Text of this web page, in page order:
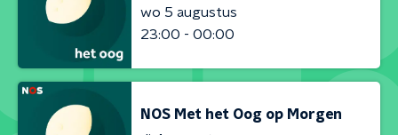
wo 5 augustus
23:00 - 00:00
NOS Met het Oog op Morgen